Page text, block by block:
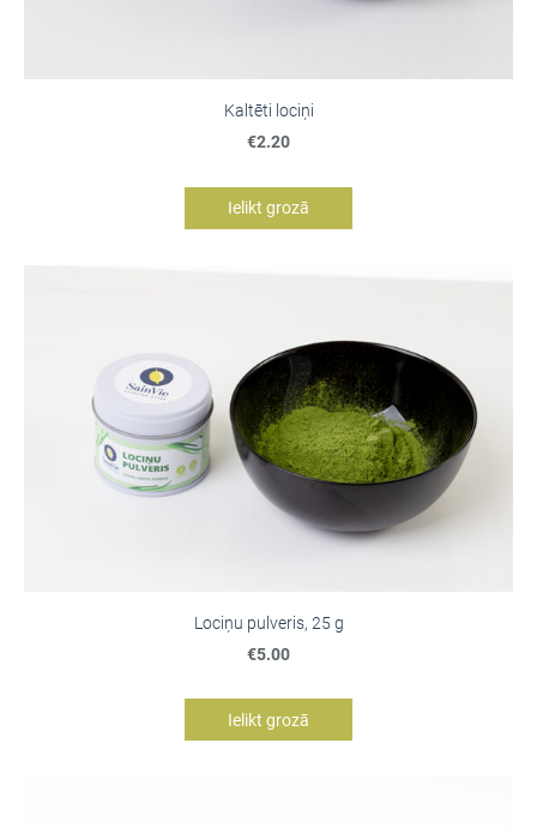
Kaltēti lociņi
€2.20
Ielikt grozā
Lociņu pulveris, 25 g
€5.00
Ielikt grozā